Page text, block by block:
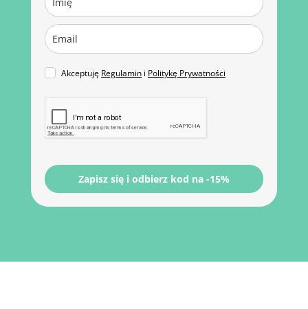
Akceptuję Regulamini Politykę Prywatności
Zapisz się i odbierz kod na -15%